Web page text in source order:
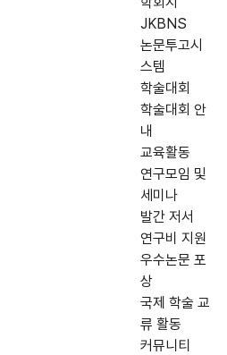
JKBNS
논문투고시
스템
학술대회
학술대회 안
내
교육활동
연구모임 및
세미나
발간 저서
연구비 지원
우수논문 포
상
국제 학술 교
류 활동
커뮤니티